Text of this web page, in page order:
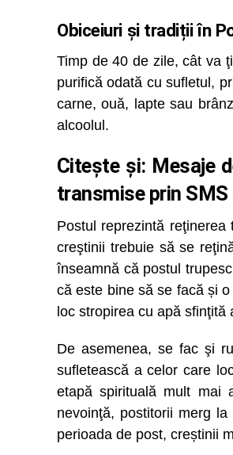
Obiceiuri și tradiții în
Timp de 40 de zile, cât va
purifică odată cu sufletul,
carne, ouă, lapte sau
alcoolul.
Citește și: Mesaje
transmise prin
Postul reprezintă
creştinii trebuie să se
înseamnă că postul
că este bine să se facă și
loc stropirea cu apă sfinţită
De asemenea, se fac şi
sufletească a celor care
etapă spirituală mult mai
nevoinţă, postitorii merg
perioada de post, creștinii